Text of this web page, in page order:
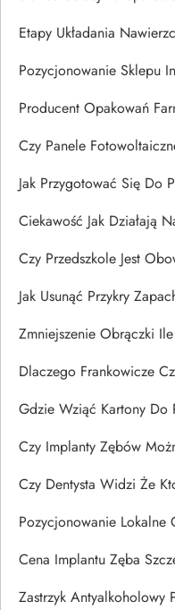
Etapy Układania
Pozycjonowanie Sklepu
Producent Opakowań
Czy Panele
Jak Przygotować Się Do
Ciekawość Jak Działają
Czy Przedszkole Jest
Jak Usunąć Przykry
Zmniejszenie Obrączki
Dlaczego Frankowicze
Gdzie Wziąć Kartony Do
Czy Implanty Zębów
Czy Dentysta Widzi Że
Pozycjonowanie Lokalne
Cena Implantu Zęba
Zastrzyk Antyalkoholowy